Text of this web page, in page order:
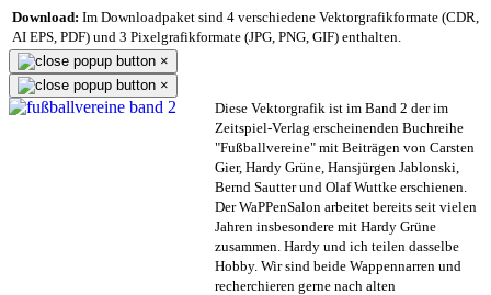
Download: Im Downloadpaket sind 4 verschiedene Vektorgrafikformate (CDR,
AI EPS, PDF) und 3 Pixelgrafikformate (JPG, PNG, GIF) enthalten.
×
×
Diese Vektorgrafik ist im Band 2 der im
Zeitspiel-Verlag erscheinenden Buchreihe
"Fußballvereine" mit Beiträgen von Carsten
Gier, Hardy Grüne, Hansjürgen Jablonski,
Bernd Sautter und Olaf Wuttke erschienen.
Der WaPPenSalon arbeitet bereits seit vielen
Jahren insbesondere mit Hardy Grüne
zusammen. Hardy und ich teilen dasselbe
Hobby. Wir sind beide Wappennarren und
recherchieren gerne nach alten